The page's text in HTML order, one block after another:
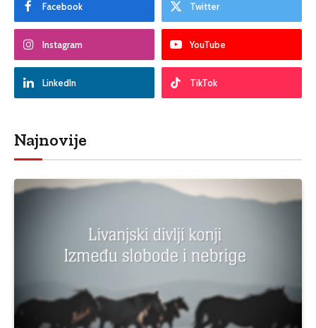
Facebook Twitter
Instagram YouTube
LinkedIn TikTok
Najnovije